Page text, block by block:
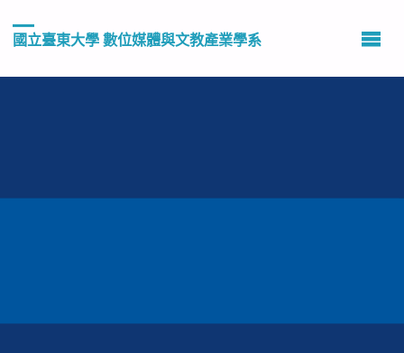
國立臺東大學 數位媒體與文教產業學系